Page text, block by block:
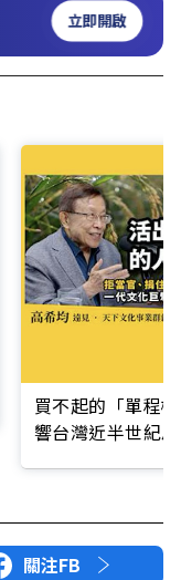
立即開啟
買不起的「單程
響台灣近半世紀
關注FB